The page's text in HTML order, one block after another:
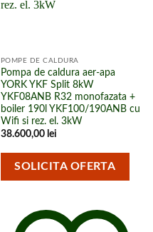
POMPE DE CALDURA
Pompa de caldura aer-apa
YORK YKF Split 8kW
YKF08ANB R32 monofazata +
boiler 190l YKF100/190ANB cu
Wifi si rez. el. 3kW
38.600,00 lei
SOLICITA OFERTA